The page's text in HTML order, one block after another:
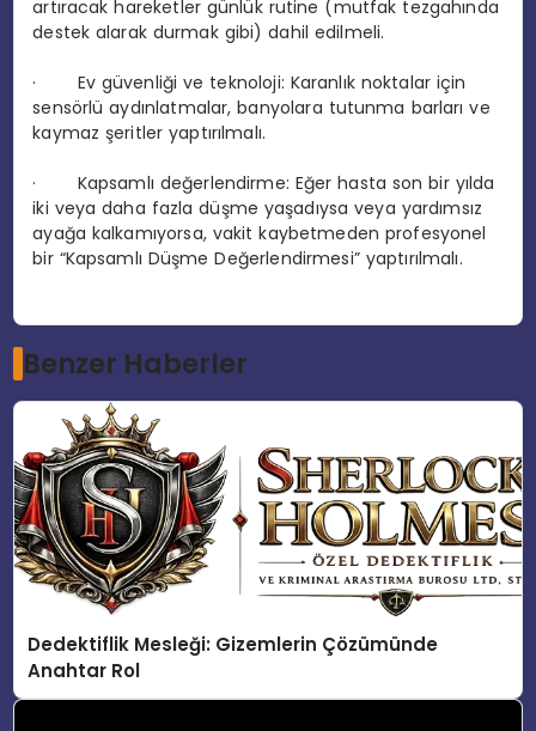
artıracak hareketler günlük rutine (mutfak tezgahında
destek alarak durmak gibi) dahil edilmeli.
· Ev güvenliği ve teknoloji: Karanlık noktalar için
sensörlü aydınlatmalar, banyolara tutunma barları ve
kaymaz şeritler yaptırılmalı.
· Kapsamlı değerlendirme: Eğer hasta son bir yılda
iki veya daha fazla düşme yaşadıysa veya yardımsız
ayağa kalkamıyorsa, vakit kaybetmeden profesyonel
bir “Kapsamlı Düşme Değerlendirmesi” yaptırılmalı.
Benzer Haberler
Dedektiflik Mesleği: Gizemlerin Çözümünde
Anahtar Rol